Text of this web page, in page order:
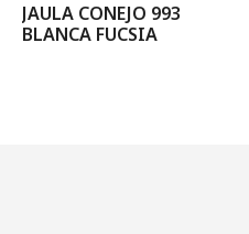
JAULA CONEJO 993
BLANCA FUCSIA